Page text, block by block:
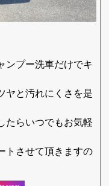
ンプー洗車だけでキ
ヤと汚れにくさを是
たらいつでもお気軽
トさせて頂きますの